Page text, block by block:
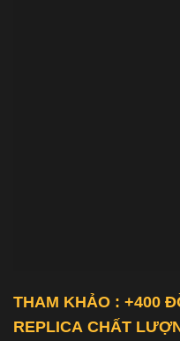
THAM KHẢO : +400
REPLICA CHẤT